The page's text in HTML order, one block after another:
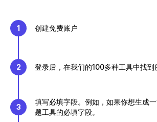
1 创建免费账户
2 登录后，在我们的100多种工具中找到
3
填写必填字段。例如，如果你想生成
题工具的必填字段。